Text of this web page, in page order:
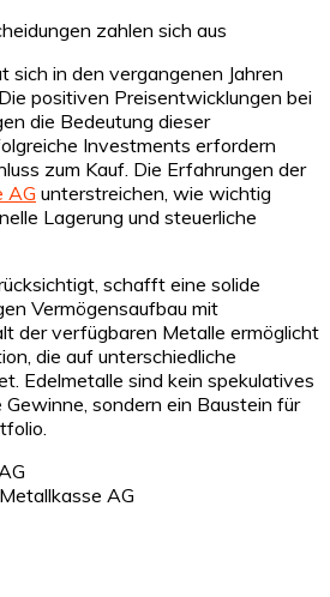
zahlen sich aus
sich in den vergangenen Jahren
positiven Preisentwicklungen bei
die Bedeutung dieser
Investments erfordern
zum Kauf. Die Erfahrungen der
AG unterstreichen, wie wichtig
Lagerung und steuerliche
schafft eine solide
Vermögensaufbau mit
der verfügbaren Metalle ermöglicht
die auf unterschiedliche
Edelmetalle sind kein spekulatives
sondern ein Baustein für
AG